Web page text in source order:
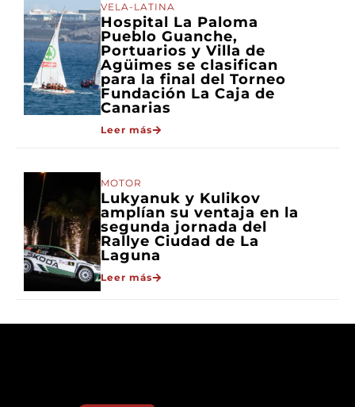
VELA-LATINA
Hospital La Paloma
Pueblo Guanche,
Portuarios y Villa de
Agüimes se clasifican
para la final del Torneo
Fundación La Caja de
Canarias
Leer más
MOTOR
Lukyanuk y Kulikov
amplían su ventaja en la
segunda jornada del
Rallye Ciudad de La
Laguna
Leer más